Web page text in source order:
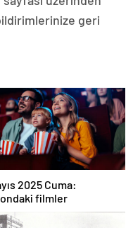
geri
2025 Cuma:
filmler